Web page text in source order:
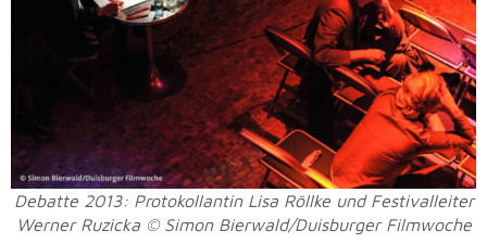
Debatte 2013: Protokollantin Lisa Röllke und Festivalleiter
Werner Ruzicka © Simon Bierwald/Duisburger Filmwoche